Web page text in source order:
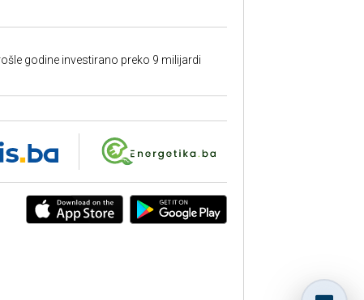
godine investirano preko 9 milijardi